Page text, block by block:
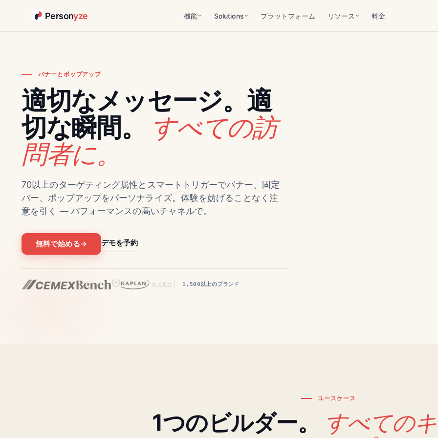
Personyze 機能 Solutions プラットフォーム リソース 料金
バナーとポップアップ
適切なメッセージ。適
切な瞬間。
すべての訪
問者に。
70以上のターゲティング属性とスマートトリガーでバナー、固定
バー、ポップアップをパーソナライズ。体験を妨げることなく注
意を引く — パフォーマンスの高いチャネルで。
無料で始める→ デモを予約
1,500以上のブランド
ユースケース
1つのビルダー。
すべての